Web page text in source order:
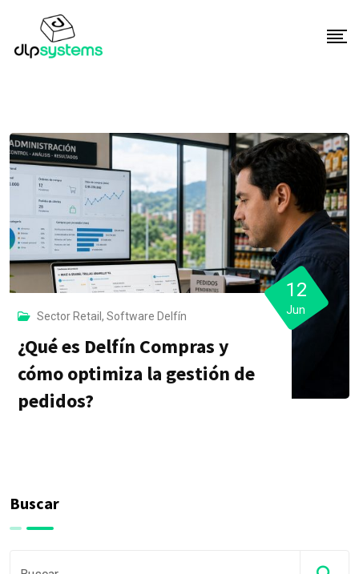
Sector Retail , Software Delfín
¿Qué es Delfín Compras y
cómo optimiza la gestión de
pedidos?
12
Jun
Buscar